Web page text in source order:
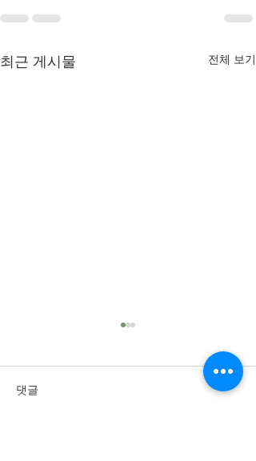
최근 게시물 전체 보기
댓글